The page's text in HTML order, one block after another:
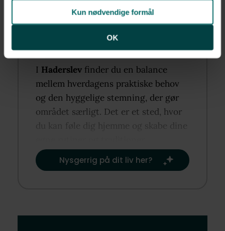
Kun nødvendige formål
OK
I Haderslev finder du en balance
mellem hverdagens praktiske behov
og den hyggelige stemning, der gør
området særligt. Det er et sted, hvor
du kan føle dig hjemme og skabe dine
Nysgerrig på dit liv her?​